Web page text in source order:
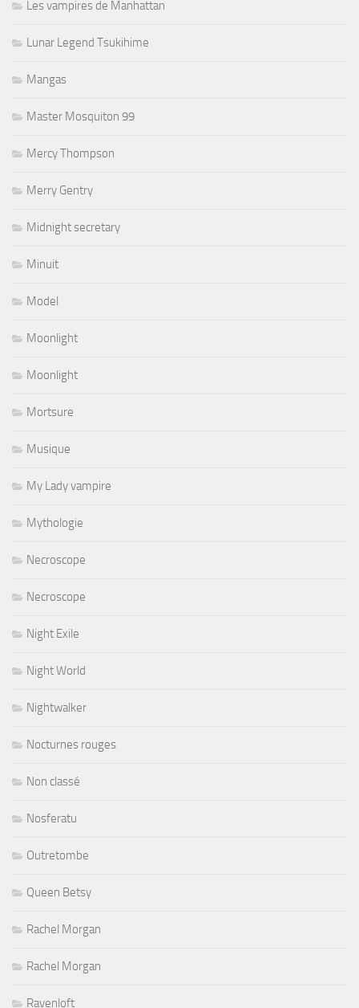
Les vampires de Manhattan
Lunar Legend Tsukihime
Mangas
Master Mosquiton 99
Mercy Thompson
Merry Gentry
Midnight secretary
Minuit
Model
Moonlight
Moonlight
Mortsure
Musique
My Lady vampire
Mythologie
Necroscope
Necroscope
Night Exile
Night World
Nightwalker
Nocturnes rouges
Non classé
Nosferatu
Outretombe
Queen Betsy
Rachel Morgan
Rachel Morgan
Ravenloft